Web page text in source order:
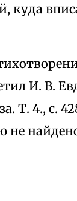
куда
И. В.
Т. 4., с.
не